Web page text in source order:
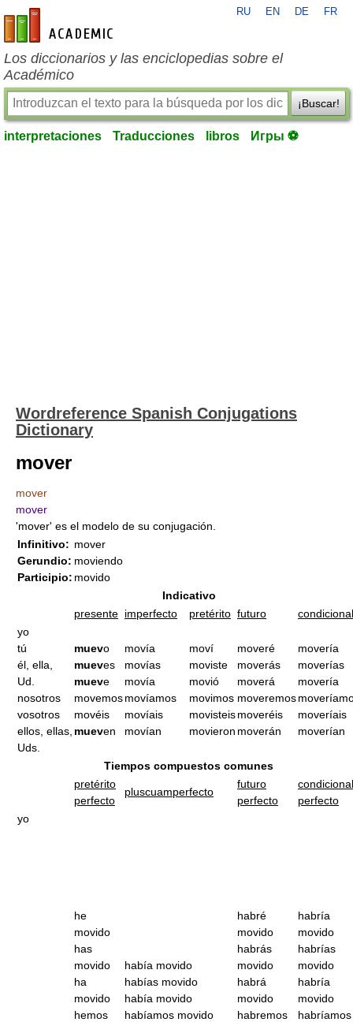
es-academic.com
RU EN DE FR
Los diccionarios y las enciclopedias sobre el
Académico
¡Buscar!
interpretaciones Traducciones libros Игры ⚽
Wordreference Spanish Conjugations
Dictionary
mover
mover
mover
'mover' es el modelo de su conjugación.
Infinitivo:
Gerundio:
Participio:
mover
moviendo
movido
Indicativo
presente imperfecto pretérito futuro
condicional
yo
tú
él, ella,
Ud.
nosotros
vosotros
ellos, ellas,
Uds.
muevo
mueves
mueve
movemos
movéis
mueven
movía
movías
movía
movíamos
movíais
movían
moví
moviste
movió
movimos
movisteis
movieron
moveré
moverás
moverá
moveremos
moveréis
moverán
movería
moverías
movería
moveríais
moverían
Tiempos compuestos comunes
pretérito
perfecto
pluscuamperfecto
futuro
perfecto
condicional
perfecto
yo
he
movido
has
movido
ha
movido
hemos
había movido
habías movido
había movido
habíamos movido
habré
movido
habrás
movido
habrá
movido
habremos
habría
movido
habrías
movido
habría
movido
habríamos